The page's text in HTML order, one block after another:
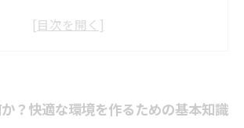
？快適な環境を作るための基本知識